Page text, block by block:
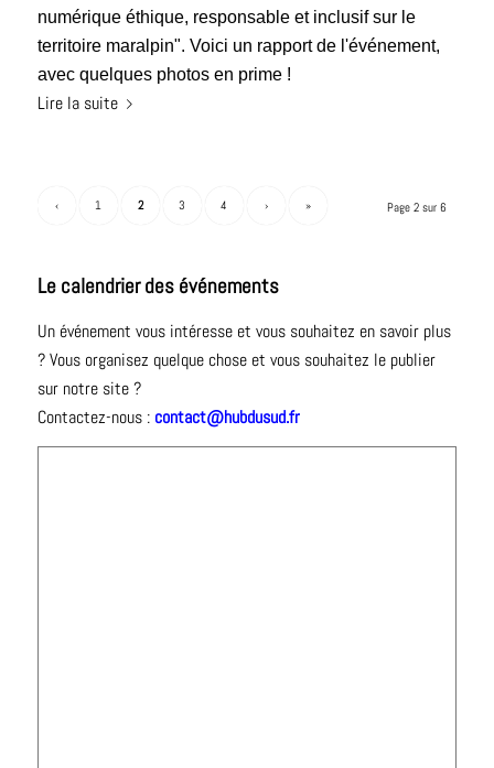
numérique éthique, responsable et inclusif sur le
territoire maralpin". Voici un rapport de l'événement,
avec quelques photos en prime !
Lire la suite
Page 2 sur 6
‹ 1 2 3 4 › »
Le calendrier des événements
Un événement vous intéresse et vous souhaitez en savoir plus
? Vous organisez quelque chose et vous souhaitez le publier
sur notre site ?
Contactez-nous : contact@hubdusud.fr